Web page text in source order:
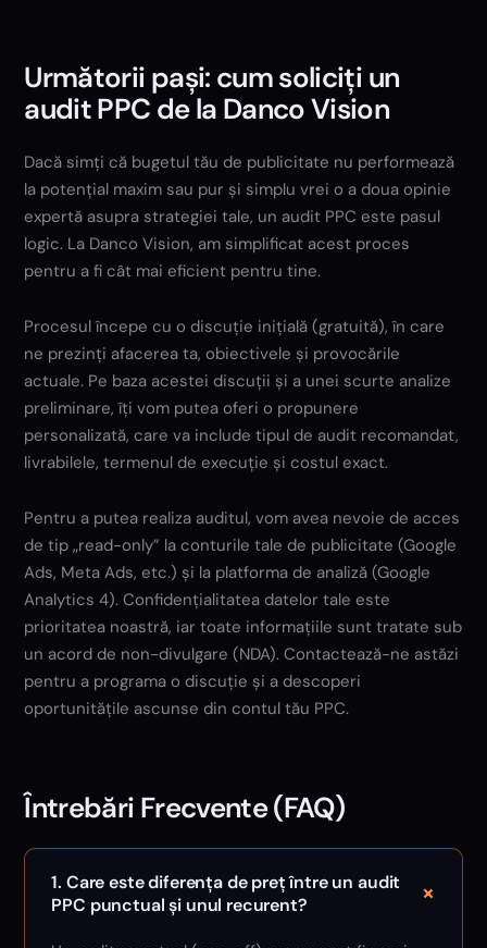
Următorii pași: cum soliciți un
audit PPC de la Danco Vision
Dacă simți că bugetul tău de publicitate nu performează
la potențial maxim sau pur și simplu vrei o a doua opinie
expertă asupra strategiei tale, un audit PPC este pasul
logic. La Danco Vision, am simplificat acest proces
pentru a fi cât mai eficient pentru tine.
Procesul începe cu o discuție inițială (gratuită), în care
ne prezinți afacerea ta, obiectivele și provocările
actuale. Pe baza acestei discuții și a unei scurte analize
preliminare, îți vom putea oferi o propunere
personalizată, care va include tipul de audit recomandat,
livrabilele, termenul de execuție și costul exact.
Pentru a putea realiza auditul, vom avea nevoie de acces
de tip „read-only” la conturile tale de publicitate (Google
Ads, Meta Ads, etc.) și la platforma de analiză (Google
Analytics 4). Confidențialitatea datelor tale este
prioritatea noastră, iar toate informațiile sunt tratate sub
un acord de non-divulgare (NDA). Contactează-ne astăzi
pentru a programa o discuție și a descoperi
oportunitățile ascunse din contul tău PPC.
Întrebări Frecvente (FAQ)
1. Care este diferența de preț între un audit
PPC punctual și unul recurent?
+